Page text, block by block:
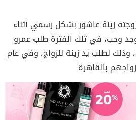
زينة عاشور بشكل رسمي أثناء
وحب، في تلك الفترة طلب عمرو
وذلك لطلب يد زينة للزواج، وفي عام